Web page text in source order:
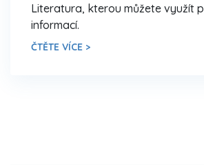
Literatura, kterou můžete využít
informací.
ČTĚTE VÍCE >